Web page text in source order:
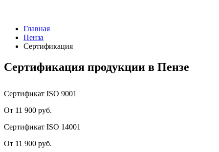
Главная
Пенза
Сертификация
Сертификация продукции в Пензе
Сертификат ISO 9001
От 11 900 руб.
Сертификат ISO 14001
От 11 900 руб.